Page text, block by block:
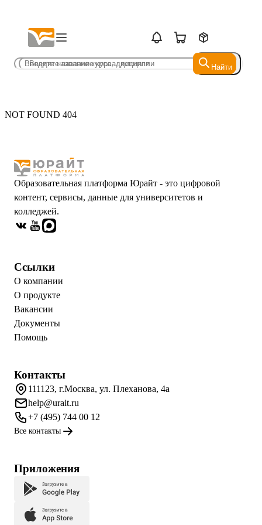
Найти
Найти
NOT FOUND 404
Образовательная платформа Юрайт - это цифровой
контент, сервисы, данные для университетов и
колледжей.
Ссылки
О компании
О продукте
Вакансии
Документы
Помощь
Контакты
111123, г.Москва, ул. Плеханова, 4а
help@urait.ru
+7 (495) 744 00 12
Все контакты
Приложения